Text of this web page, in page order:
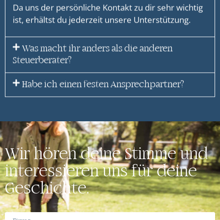
Da uns der persönliche Kontakt zu dir sehr wichtig
ist, erhältst du jederzeit unsere Unterstützung.
Was macht ihr anders als die anderen
Steuerberater?
Habe ich einen festen Ansprechpartner?
Wir hören deine Stimme und
interessieren uns für deine
Geschichte.